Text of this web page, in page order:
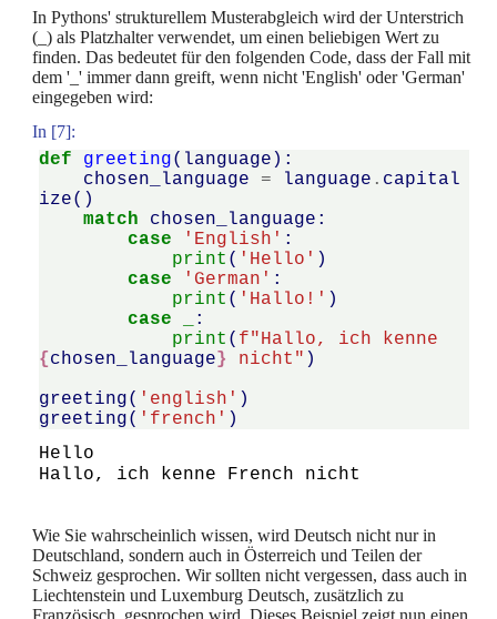
In Pythons' strukturellem Musterabgleich wird der Unterstrich
(_) als Platzhalter verwendet, um einen beliebigen Wert zu
finden. Das bedeutet für den folgenden Code, dass der Fall mit
dem '_' immer dann greift, wenn nicht 'English' oder 'German'
eingegeben wird:
In [7]:
def greeting( language ):
chosen_language
= language . capital
ize()
match
chosen_language :
case
'English' :
print ( 'Hello' )
case
'German' :
print ( 'Hallo!' )
case
:
print ( f
{chosen_language} nicht" )
greeting( 'english' )
greeting( 'french' )
Hello
Wie Sie wahrscheinlich wissen, wird Deutsch nicht nur in
Deutschland, sondern auch in Österreich und Teilen der
Schweiz gesprochen. Wir sollten nicht vergessen, dass auch in
Liechtenstein und Luxemburg Deutsch, zusätzlich zu
Französisch, gesprochen wird. Dieses Beispiel zeigt nun einen